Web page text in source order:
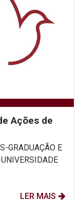
Ações de
GRADUAÇÃO E
LER MAIS